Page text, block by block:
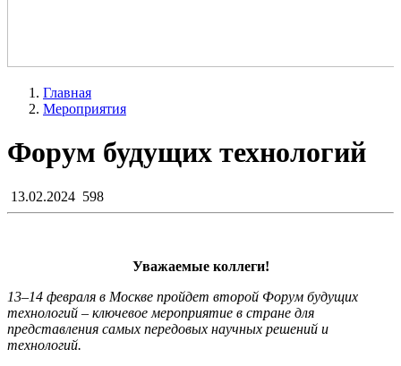
Главная
Мероприятия
Форум будущих технологий
13.02.2024 598
Уважаемые коллеги!
13–14 февраля в Москве пройдет второй Форум будущих
технологий – ключевое мероприятие в стране для
представления самых передовых научных решений и
технологий.